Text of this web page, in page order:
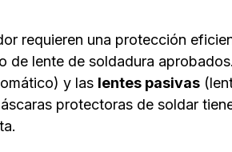
requieren una protección
de lente de soldadura
y las lentes pasivas
protectoras de soldar